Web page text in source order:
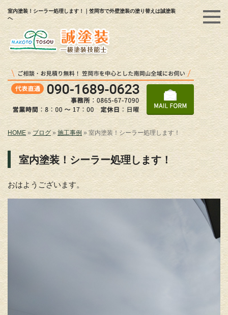
室内塗装！シーラー処理します！｜笠岡市で外壁塗装の塗り替えは誠塗装
へ
HOME » ブログ» 施工事例 »室内塗装！シーラー処理します！
室内塗装！シーラー処理します！
おはようございます。